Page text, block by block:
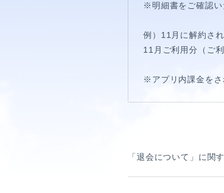
PHOTO
MOVIE
動画/短編動
※明細書をご確認い
例）11月に解約され
11月ご利用分（ご
※アプリ内課金をさ
「退会について」に関